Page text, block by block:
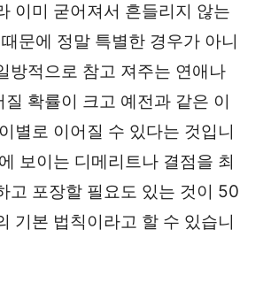
이미 굳어져서 흔들리지 않는
문에 정말 특별한 경우가 아니
방적으로 참고 져주는 연애나
확률이 크고 예전과 같은 이
별로 이어질 수 있다는 것입니
보이는 디메리트나 결점을 최
고 포장할 필요도 있는 것이 50
기본 법칙이라고 할 수 있습니